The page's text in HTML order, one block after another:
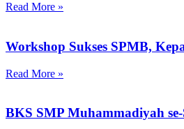
Read More »
Workshop Sukses SPMB,
Read More »
BKS SMP Muhammadiyah